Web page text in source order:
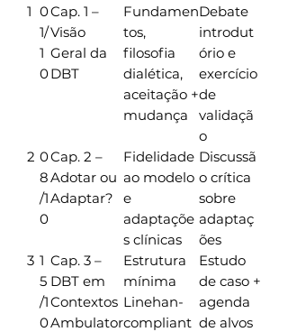
1 0
1/
1
0
Cap. 1 –
Visão
Geral da
DBT
Fundamen
tos,
filosofia
dialética,
aceitação +
mudança
Debate
introdut
ório e
exercício
de
validaçã
o
2 0
8
/1
0
Cap. 2 –
Adotar ou
Adaptar?
Fidelidade
ao modelo
e
adaptaçõe
s clínicas
Discussã
o crítica
sobre
adaptaç
ões
3 1
5
/1
0
Cap. 3 –
DBT em
Contextos
Ambulator
Estrutura
mínima
Linehan-
compliant
Estudo
de caso +
agenda
de alvos